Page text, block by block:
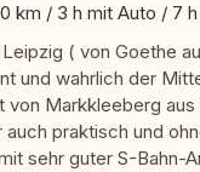
km / 3 h mit Auto / 7
( von Goethe
und wahrlich der
von Markkleeberg aus
praktisch und
sehr guter S-Bahn-